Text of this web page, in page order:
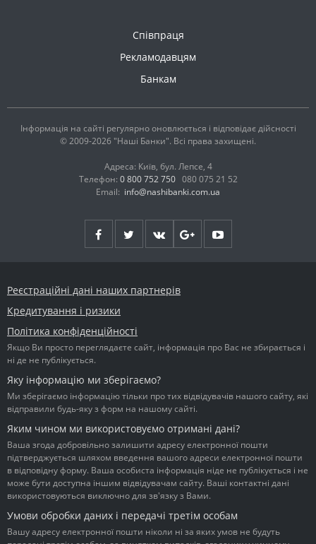
Співпраця
Рекламодавцям
Банкам
Інформація на сайті регулярно оновлюється і відповідає дійсності
© 2009-2026 "Наші Банки". Всі права захищені.
Адреса: Київ, бул. Лепсе, 4
Телефон: 0 800 752 750 080 075 21 52
Email: info@nashibanki.com.ua
Реєстраційні дані наших партнерів
Кредитування і ризики
Політика конфіденційності
Якщо Ви просто переглядаєте сайт, інформація про Вас не збирається і
ні де не публікується.
Яку інформацію ми зберігаємо?
Ми зберігаємо інформацію тільки про тих відвідувачів нашого сайту, які
відправили будь-яку з форм на нашому сайті.
Яким чином ми використовуємо отримані дані?
Ваша згода добровільно залишити адресу електронної пошти
підтверджується шляхом введення вашого адреси електронної пошти
в відповідну форму. Ваша особиста інформація ніде не публікується і не
може бути доступна іншим відвідувачам сайту. Ваші контактні дані
використовуються виключно для зв'язку з Вами.
Умови обробки даних і передачі третім особам
Вашу адресу електронної пошти ніколи ні за яких умов не будуть